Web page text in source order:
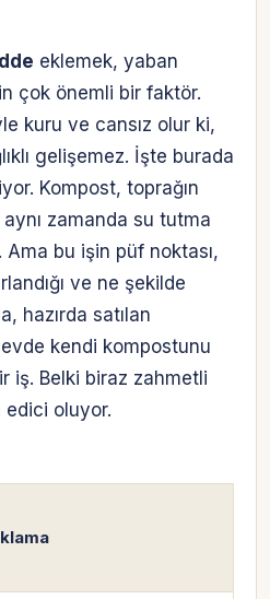
eklemek, yaban
çok önemli bir faktör.
kuru ve cansız olur ki,
gelişemez. İşte burada
Kompost, toprağın
aynı zamanda su tutma
Ama bu işin püf noktası,
ve ne şekilde
hazırda satılan
kendi kompostunu
iş. Belki biraz zahmetli
edici oluyor.